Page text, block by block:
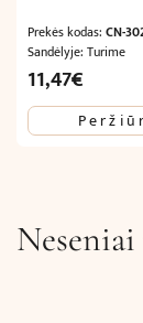
Prekės kodas: CN-
Sandėlyje: Turime
Original
price
was:
11,47€
price
is: